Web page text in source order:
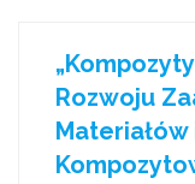
Rozwoju